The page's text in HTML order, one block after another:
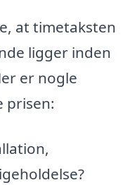
at timetaksten
ligger inden
er nogle
prisen: